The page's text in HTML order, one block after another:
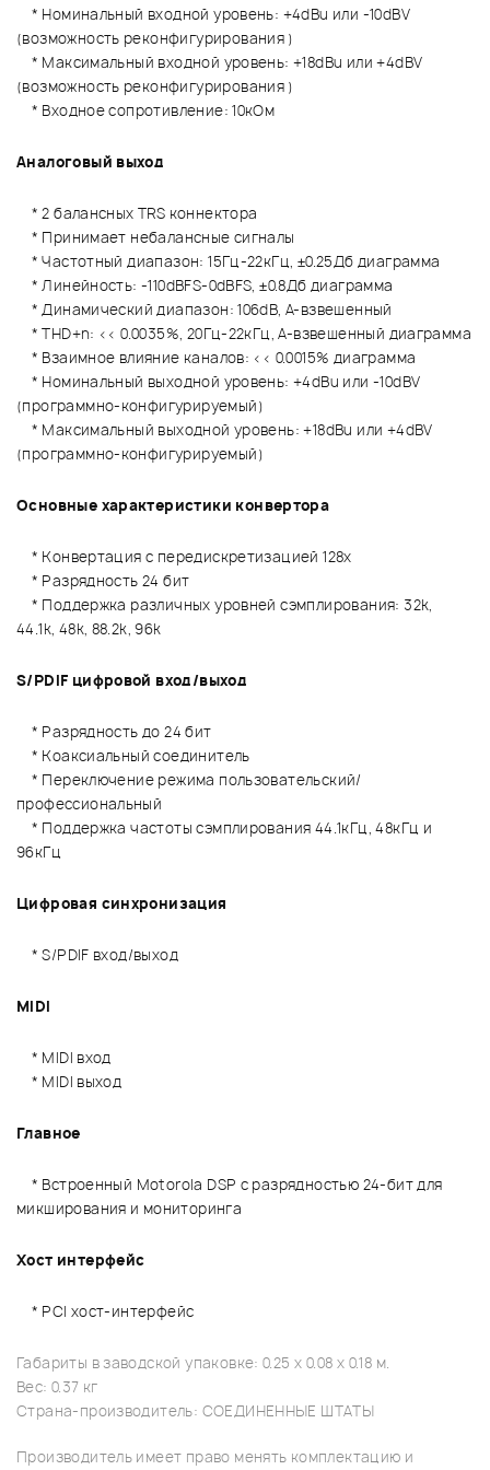
* Номинальный входной уровень: +4dBu или -10dBV
(возможность реконфигурирования )
* Максимальный входной уровень: +18dBu или +4dBV
(возможность реконфигурирования )
* Входное сопротивление: 10кОм
Аналоговый выход
* 2 балансных TRS коннектора
* Принимает небалансные сигналы
* Частотный диапазон: 15Гц-22кГц, ±0.25Дб диаграмма
* Линейность: -110dBFS-0dBFS, ±0.8Дб диаграмма
* Динамический диапазон: 106dB, A-взвешенный
* THD+n: << 0.0035%, 20Гц-22кГц, A-взвешенный диаграмма
* Взаимное влияние каналов: << 0.0015% диаграмма
* Номинальный выходной уровень: +4dBu или -10dBV
(программно-конфигурируемый)
* Максимальный выходной уровень: +18dBu или +4dBV
(программно-конфигурируемый)
Основные характеристики конвертора
* Конвертация с передискретизацией 128x
* Разрядность 24 бит
* Поддержка различных уровней сэмплирования: 32k,
44.1k, 48k, 88.2k, 96k
S/PDIF цифровой вход/выход
* Разрядность до 24 бит
* Коаксиальный соединитель
* Переключение режима пользовательский/
профессиональный
* Поддержка частоты сэмплирования 44.1кГц, 48кГц и
96кГц
Цифровая синхронизация
* S/PDIF вход/выход
MIDI
* MIDI вход
* MIDI выход
Главное
* Встроенный Motorola DSP с разрядностью 24-бит для
микширования и мониторинга
Хост интерфейс
* PCI хост-интерфейс
Габариты в заводской упаковке: 0.25 x 0.08 x 0.18 м.
Вес: 0.37 кг
Страна-производитель: СОЕДИНЕННЫЕ ШТАТЫ
Производитель имеет право менять комплектацию и